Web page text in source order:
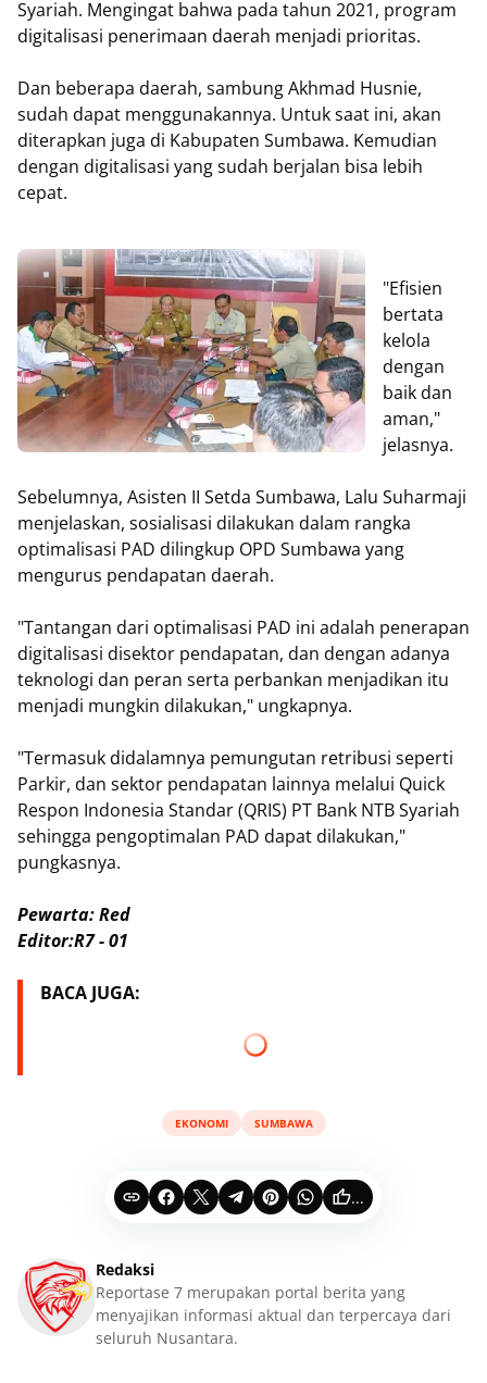
Syariah. Mengingat bahwa pada tahun 2021, program
digitalisasi penerimaan daerah menjadi prioritas.
Dan beberapa daerah, sambung Akhmad Husnie,
sudah dapat menggunakannya. Untuk saat ini, akan
diterapkan juga di Kabupaten Sumbawa. Kemudian
dengan digitalisasi yang sudah berjalan bisa lebih
cepat.
"Efisien
bertata
kelola
dengan
baik dan
aman,"
jelasnya.
Sebelumnya, Asisten II Setda Sumbawa, Lalu Suharmaji
menjelaskan, sosialisasi dilakukan dalam rangka
optimalisasi PAD dilingkup OPD Sumbawa yang
mengurus pendapatan daerah.
"Tantangan dari optimalisasi PAD ini adalah penerapan
digitalisasi disektor pendapatan, dan dengan adanya
teknologi dan peran serta perbankan menjadikan itu
menjadi mungkin dilakukan," ungkapnya.
"Termasuk didalamnya pemungutan retribusi seperti
Parkir, dan sektor pendapatan lainnya melalui Quick
Respon Indonesia Standar (QRIS) PT Bank NTB Syariah
sehingga pengoptimalan PAD dapat dilakukan,"
pungkasnya.
Pewarta: Red
Editor:R7 - 01
BACA JUGA:
EKONOMI SUMBAWA
...
Redaksi
Reportase 7 merupakan portal berita yang
menyajikan informasi aktual dan terpercaya dari
seluruh Nusantara.